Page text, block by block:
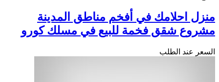
منزل احلامك في أفخم مناطق المدينة
مشروع شقق فخمة للبيع في مسلك كورو
السعر عند الطلب